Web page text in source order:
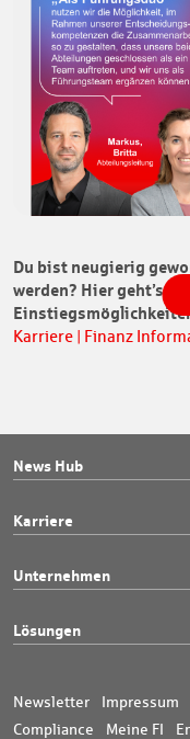
Du bist neugierig
werden? Hier geht’s
Karriere | Finanz
News Hub
Karriere
Unternehmen
Lösungen
Newsletter Impressum
Compliance
Meine FI